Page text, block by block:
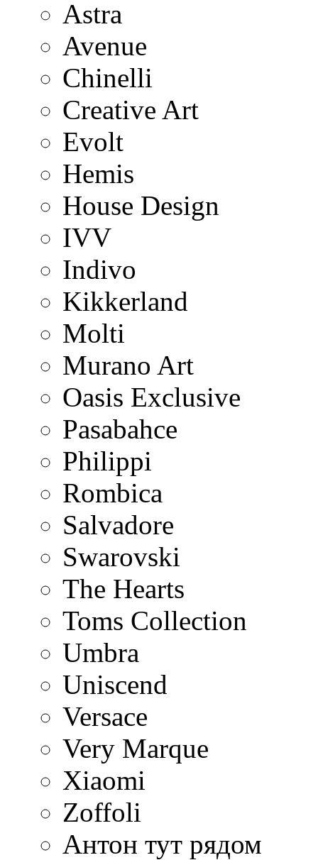
Astra
Avenue
Chinelli
Creative Art
Evolt
Hemis
House Design
IVV
Indivo
Kikkerland
Molti
Murano Art
Oasis Exclusive
Pasabahce
Philippi
Rombica
Salvadore
Swarovski
The Hearts
Toms Collection
Umbra
Uniscend
Versace
Very Marque
Xiaomi
Zoffoli
Антон тут рядом